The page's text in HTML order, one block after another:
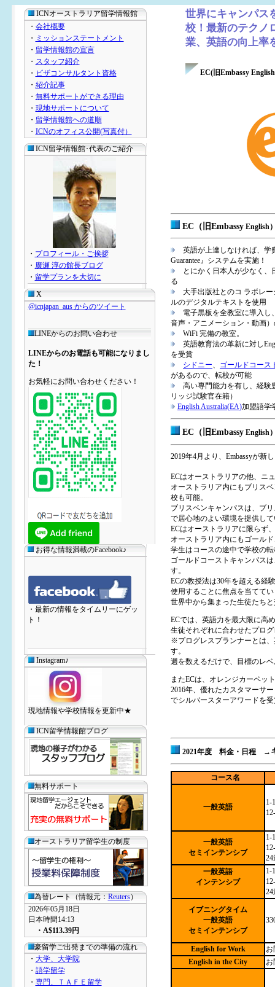
ICNオーストラリア留学情報館
・ 会社概要
・ ミッションステートメント
・ 留学情報館の宣言
・ スタッフ紹介
・ ビザコンサルタント資格
・ 紹介記事
・ 無料サポートができる理由
・ 現地サポートについて
・ 留学情報館への道順
・ ICNのオフィス公開(写真付）
ICN留学情報館･代表のご紹介
・ プロフィール・ご挨拶
・ 廣瀬 淳の館長ブログ
・ 留学プランを大切に
X
@icnjapan_aus からのツイート
LINEからのお問い合わせ
LINEからのお電話も可能になりまし
た！
お気軽にお問い合わせください！
お得な情報満載のFacebook♪
・最新の情報をタイムリーにゲッ
ト！
Instagram♪
現地情報や学校情報を更新中★
ICN留学情報館ブログ
無料サポート
オーストラリア留学生の制度
為替レート（情報元： Reuters）
2026年05月18日
日本時間14:13
・ A$113.39円
豪留学ご出発までの準備の流れ
・ 大学、大学院
・ 語学留学
・ 専門、ＴＡＦＥ留学
世界にキャンパス
校！最新のテクノ
業、英語の向上率
EC(旧Embassy
EC（旧Embassy English
英語が上達しなければ、学
Guarantee』システムを実施！
とにかく日本人が少なく、
る
大手出版社とのコ ラボレー
ルのデジタルテキストを使用
電子黒板を全教室に導入し
音声・アニメーション・動画
WiFi 完備の教室。
英語教育法の革新に対し
を受賞
シドニー、 ゴールドコース
があるので、転校が可能
高い専門能力を有し、経験
リッジ試験官在籍）
English Australia(EA)加盟語学
EC（旧Embassy English
2019年4月より、Embassyが新
ECはオーストラリアの他、ニ
オーストラリア内にもブリス
校も可能。
ブリスベンキャンパスは、ブ
で居心地のよい環境を提供し
ECはオーストラリアに限らず
オーストラリア内にもゴール
学生はコースの途中で学校の
ゴールドコーストキャンパス
す。
ECの教授法は30年を超える経
使用することに焦点を当てて
世界中から集まった生徒たち
ECでは、英語力を最大限に高
生徒それぞれに合わせたプロ
※プログレスプランナーとは
す。
週を数えるだけで、目標のレ
またECは、オレンジカーペッ
2016年、優れたカスタマーサ
でシルバースターアワードを
2021年度 料金・日程 →
コース名
一般英語
1-
一般英語
セミインテンシブ
1-
24
一般英語
インテンシブ
1-
24
イブニングタイム
一般英語
セミインテンシブ
English for Work
お
English in the City
お